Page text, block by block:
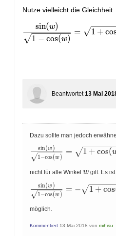
Nutze vielleicht die Gleichheit
1 − cos(w)
sin(w)
= 1 + cos
Beantwortet 13 Mai
Dazu sollte man jedoch
\frac{\sin(w)}{\sqrt{1-
1 −cos(w)
sin(w) = 1 + cos(
nicht für alle Winkel w
w gilt. Es
\frac{\sin(w)}
{\sqrt{1-
\sqrt{1+\cos(w)}
1 −cos(w)
sin(w) = − 1 + cos
möglich.
Kommentiert 13 Mai 2018 von mihisu